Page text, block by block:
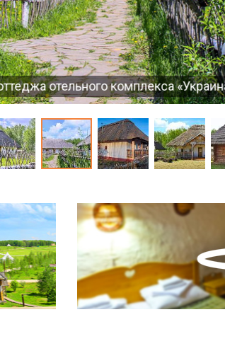
«Украина», построенных в